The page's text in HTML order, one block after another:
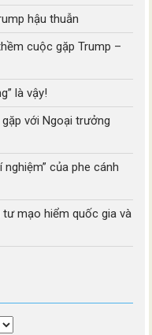
hậu thuẫn
cuộc gặp Trump –
là vậy!
với Ngoại trưởng
của phe cánh
mạo hiểm quốc gia và